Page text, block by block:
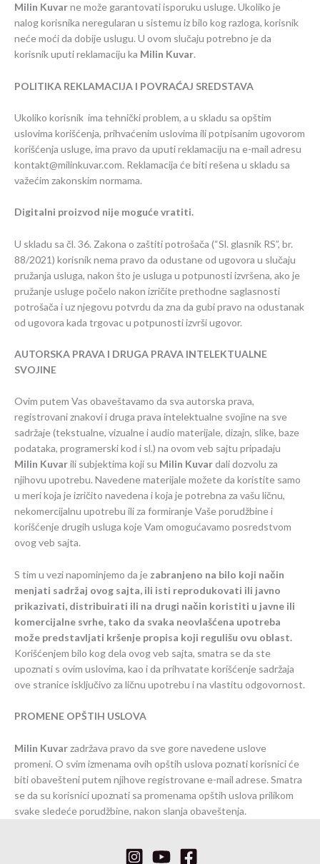
Milin Kuvarne može garantovati isporuku usluge. Ukoliko je
nalog korisnika neregularan u sistemu iz bilo kog razloga, korisnik
neće moći da dobije uslugu. U ovom slučaju potrebno je da
korisnik uputi reklamaciju ka Milin Kuvar.
POLITIKA REKLAMACIJA I POVRAĆAJ SREDSTAVA
Ukoliko korisnik ima tehnički problem, a u skladu sa opštim
uslovima korišćenja, prihvaćenim uslovima ili potpisanim ugovorom
korišćenja usluge, ima pravo da uputi reklamaciju na e-mail adresu
kontakt@milinkuvar.com. Reklamacija će biti rešena u skladu sa
važećim zakonskim normama.
Digitalni proizvod nije moguće vratiti.
U skladu sa čl. 36. Zakona o zaštiti potrošača (“Sl. glasnik RS”, br.
88/2021) korisnik nema pravo da odustane od ugovora u slučaju
pružanja usluga, nakon što je usluga u potpunosti izvršena, ako je
pružanje usluge počelo nakon izričite prethodne saglasnosti
potrošača i uz njegovu potvrdu da zna da gubi pravo na odustanak
od ugovora kada trgovac u potpunosti izvrši ugovor.
AUTORSKA PRAVA I DRUGA PRAVA INTELEKTUALNE
SVOJINE
Ovim putem Vas obaveštavamo da sva autorska prava,
registrovani znakovi i druga prava intelektualne svojine na sve
sadržaje (tekstualne, vizualne i audio materijale, dizajn, slike, baze
podataka, programerski kod i sl.) na ovom veb sajtu pripadaju
Milin Kuvarili subjektima koji su Milin Kuvardali dozvolu za
njihovu upotrebu. Navedene materijale možete da koristite samo
u meri koja je izričito navedena i koja je potrebna za vašu ličnu,
nekomercijalnu upotrebu ili za formiranje Vaše porudžbine i
korišćenje drugih usluga koje Vam omogućavamo posredstvom
ovog veb sajta.
S tim u vezi napominjemo da je zabranjeno na bilo koji način
menjati sadržaj ovog sajta, ili isti reprodukovati ili javno
prikazivati, distribuirati ili na drugi način koristiti u javne ili
komercijalne svrhe, tako da svaka neovlašćena upotreba
može predstavljati kršenje propisa koji regulišu ovu oblast.
Korišćenjem bilo kog dela ovog veb sajta, smatra se da ste
upoznati s ovim uslovima, kao i da prihvatate korišćenje sadržaja
ove stranice isključivo za ličnu upotrebu i na vlastitu odgovornost.
PROMENE OPŠTIH USLOVA
Milin Kuvarzadržava pravo da sve gore navedene uslove
promeni. O svim izmenama ovih opštih uslova poznati korisnici će
biti obavešteni putem njihove registrovane e-mail adrese. Smatra
se da su korisnici upoznati sa promenama opštih uslova prilikom
svake sledeće porudžbine, nakon slanja obaveštenja.